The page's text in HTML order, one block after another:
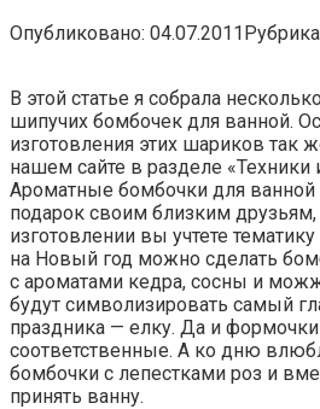
Опубликовано: 04.07.2011
В этой статье я собрала
шипучих бомбочек для ванной.
изготовления этих шариков так
нашем сайте в разделе «Техники
Ароматные бомбочки для ванной
подарок своим близким
изготовлении вы учтете
на Новый год можно сделать
с ароматами кедра, сосны и
будут символизировать самый
праздника — елку. Да и
соответственные. А ко дню
бомбочки с лепестками роз и
принять ванну.